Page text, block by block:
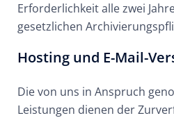
Erforderlichkeit alle zwei
gesetzlichen
Hosting und E-Mail-
Die von uns in Anspruch
Leistungen dienen der